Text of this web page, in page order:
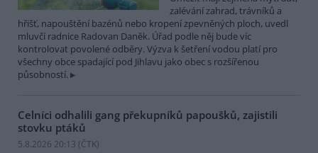
zalévání zahrad, trávníků a
hřišť, napouštění bazénů nebo kropení zpevněných ploch, uvedl
mluvčí radnice Radovan Daněk. Úřad podle něj bude víc
kontrolovat povolené odběry. Výzva k šetření vodou platí pro
všechny obce spadající pod Jihlavu jako obec s rozšířenou
působností.
Celníci odhalili gang překupníků papoušků, zajistili
stovku ptáků
5.8.2026 20:13 (ČTK)